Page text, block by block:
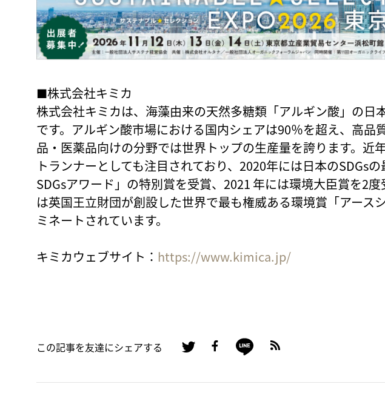
■株式会社キミカ
株式会社キミカは、海藻由来の天然多糖類「アルギン酸」の日
です。アルギン酸市場における国内シェアは90％を超え、高品
品・医薬品向けの分野では世界トップの生産量を誇ります。近
トランナーとしても注目されており、2020年には日本のSDGs
SDGsアワード」の特別賞を受賞、2021 年には環境大臣賞を2
は英国王立財団が創設した世界で最も権威ある環境賞「アース
ミネートされています。
キミカウェブサイト： https://www.kimica.jp/
この記事を友達にシェアする